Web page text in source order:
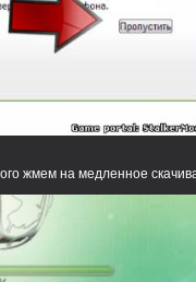
жмем на медленное